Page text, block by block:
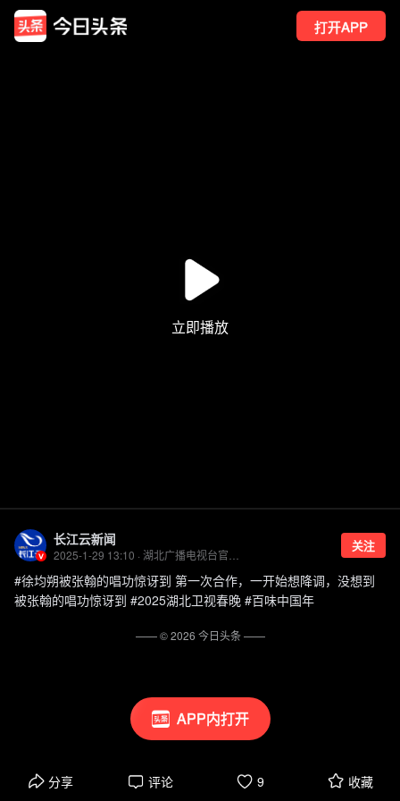
打开APP
APP内打开
长江云新闻 关注
#徐均朔被张翰的唱功惊讶到 第一次合作，一开始想降调，没想到
被张翰的唱功惊讶到 #2025湖北卫视春晚 #百味中国年
分享 评论 9 收藏
—— ©2026 今日头条——